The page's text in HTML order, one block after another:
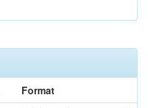
Format